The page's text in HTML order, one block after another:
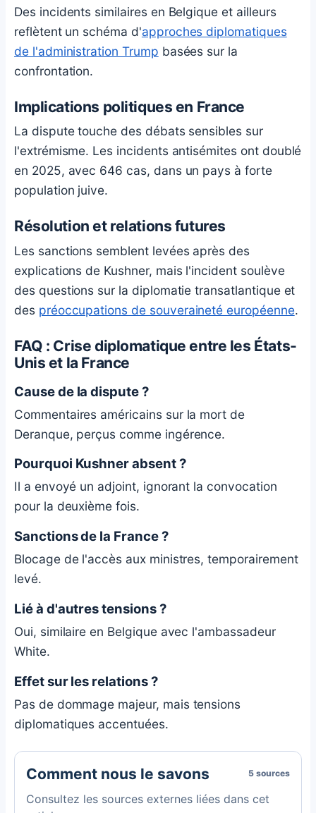
Des incidents similaires en Belgique et ailleurs
reflètent un schéma d'approches diplomatiques
de l'administration Trump basées sur la
confrontation.
Implications politiques en France
La dispute touche des débats sensibles sur
l'extrémisme. Les incidents antisémites ont doublé
en 2025, avec 646 cas, dans un pays à forte
population juive.
Résolution et relations futures
Les sanctions semblent levées après des
explications de Kushner, mais l'incident soulève
des questions sur la diplomatie transatlantique et
des préoccupations de souveraineté européenne.
FAQ : Crise diplomatique entre les États-
Unis et la France
Cause de la dispute ?
Commentaires américains sur la mort de
Deranque, perçus comme ingérence.
Pourquoi Kushner absent ?
Il a envoyé un adjoint, ignorant la convocation
pour la deuxième fois.
Sanctions de la France ?
Blocage de l'accès aux ministres, temporairement
levé.
Lié à d'autres tensions ?
Oui, similaire en Belgique avec l'ambassadeur
White.
Effet sur les relations ?
Pas de dommage majeur, mais tensions
diplomatiques accentuées.
Comment nous le savons 5 sources
Consultez les sources externes liées dans cet